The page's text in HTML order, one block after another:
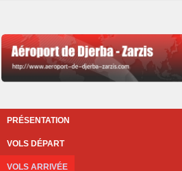
PRÉSENTATION
VOLS DÉPART
VOLS ARRIVÉE